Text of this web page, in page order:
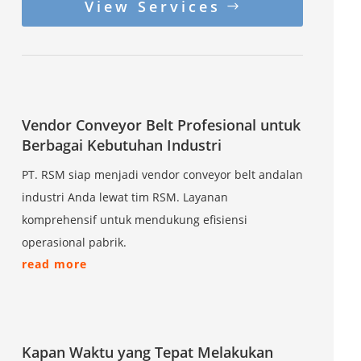
View Services
Vendor Conveyor Belt Profesional untuk
Berbagai Kebutuhan Industri
PT. RSM siap menjadi vendor conveyor belt andalan
industri Anda lewat tim RSM. Layanan
komprehensif untuk mendukung efisiensi
operasional pabrik.
read more
Kapan Waktu yang Tepat Melakukan